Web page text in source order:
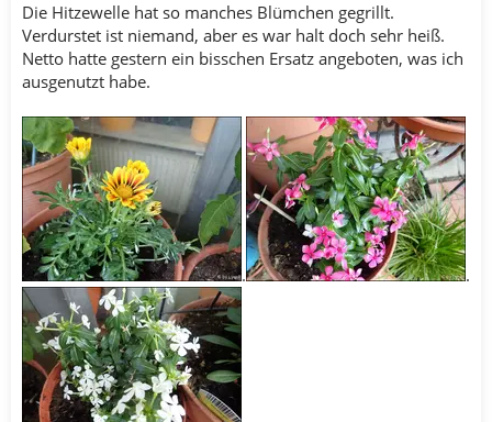
Die Hitzewelle hat so manches Blümchen gegrillt.
Verdurstet ist niemand, aber es war halt doch sehr heiß.
Netto hatte gestern ein bisschen Ersatz angeboten, was ich
ausgenutzt habe.
. .